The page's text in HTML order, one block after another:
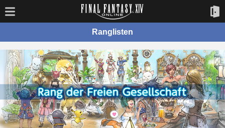
Ranglisten